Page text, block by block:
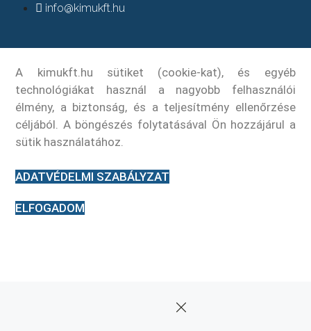
info@kimukft.hu
A kimukft.hu sütiket (cookie-kat), és egyéb
technológiákat használ a nagyobb felhasználói
élmény, a biztonság, és a teljesítmény ellenőrzése
céljából. A böngészés folytatásával Ön hozzájárul a
sütik használatához.
ADATVÉDELMI SZABÁLYZAT
ELFOGADOM